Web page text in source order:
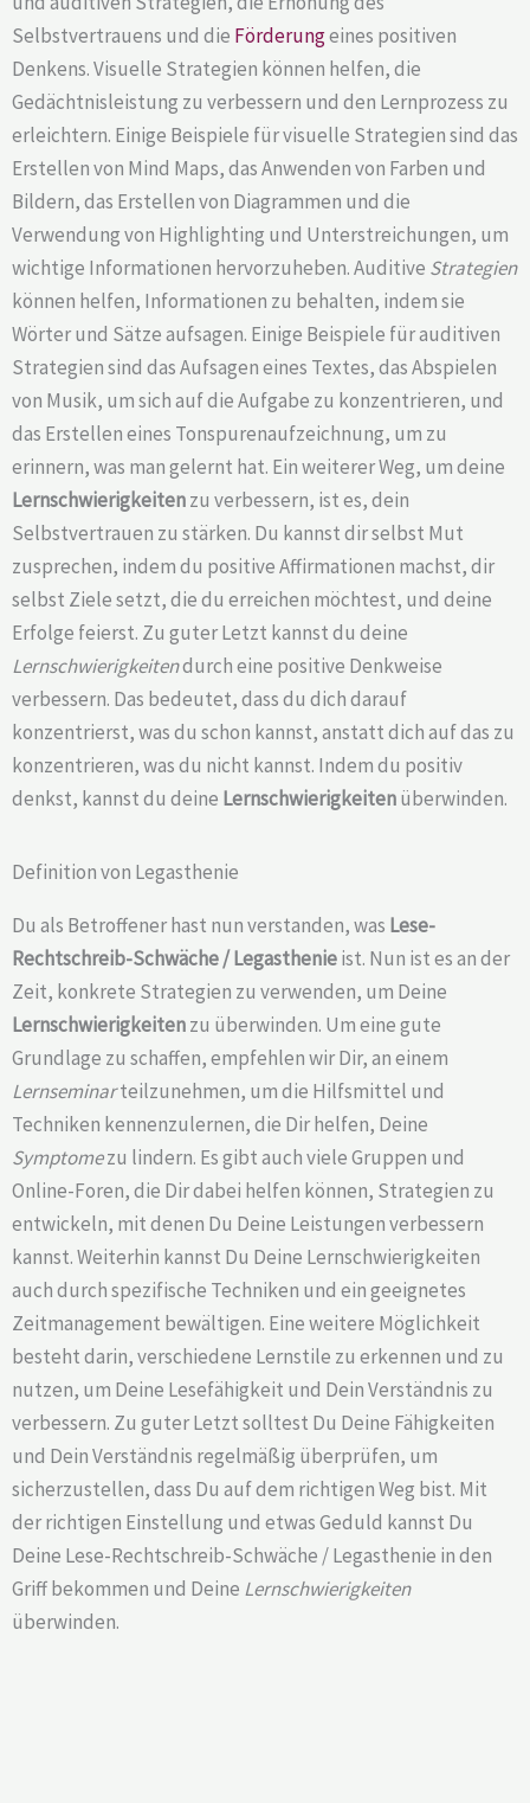
Selbstvertrauens und die Förderungeines positiven
Denkens. Visuelle Strategien können helfen, die
Gedächtnisleistung zu verbessern und den Lernprozess zu
erleichtern. Einige Beispiele für visuelle Strategien sind das
Erstellen von Mind Maps, das Anwenden von Farben und
Bildern, das Erstellen von Diagrammen und die
Verwendung von Highlighting und Unterstreichungen, um
wichtige Informationen hervorzuheben. Auditive Strategien
können helfen, Informationen zu behalten, indem sie
Wörter und Sätze aufsagen. Einige Beispiele für auditiven
Strategien sind das Aufsagen eines Textes, das Abspielen
von Musik, um sich auf die Aufgabe zu konzentrieren, und
das Erstellen eines Tonspurenaufzeichnung, um zu
erinnern, was man gelernt hat. Ein weiterer Weg, um deine
Lernschwierigkeitenzu verbessern, ist es, dein
Selbstvertrauen zu stärken. Du kannst dir selbst Mut
zusprechen, indem du positive Affirmationen machst, dir
selbst Ziele setzt, die du erreichen möchtest, und deine
Erfolge feierst. Zu guter Letzt kannst du deine
Lernschwierigkeitendurch eine positive Denkweise
verbessern. Das bedeutet, dass du dich darauf
konzentrierst, was du schon kannst, anstatt dich auf das zu
konzentrieren, was du nicht kannst. Indem du positiv
denkst, kannst du deine Lernschwierigkeitenüberwinden.
Definition von Legasthenie
Du als Betroffener hast nun verstanden, was Lese-
Rechtschreib-Schwäche /Legasthenieist. Nun ist es an der
Zeit, konkrete Strategien zu verwenden, um Deine
Lernschwierigkeitenzu überwinden. Um eine gute
Grundlage zu schaffen, empfehlen wir Dir, an einem
Lernseminarteilzunehmen, um die Hilfsmittel und
Techniken kennenzulernen, die Dir helfen, Deine
Symptomezu lindern. Es gibt auch viele Gruppen und
Online-Foren, die Dir dabei helfen können, Strategien zu
entwickeln, mit denen Du Deine Leistungen verbessern
kannst. Weiterhin kannst Du Deine Lernschwierigkeiten
auch durch spezifische Techniken und ein geeignetes
Zeitmanagement bewältigen. Eine weitere Möglichkeit
besteht darin, verschiedene Lernstile zu erkennen und zu
nutzen, um Deine Lesefähigkeit und Dein Verständnis zu
verbessern. Zu guter Letzt solltest Du Deine Fähigkeiten
und Dein Verständnis regelmäßig überprüfen, um
sicherzustellen, dass Du auf dem richtigen Weg bist. Mit
der richtigen Einstellung und etwas Geduld kannst Du
Deine Lese-Rechtschreib-Schwäche / Legasthenie in den
Griff bekommen und Deine Lernschwierigkeiten
überwinden.